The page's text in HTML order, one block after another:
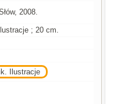
2008.
; 20 cm.
Ilustracje